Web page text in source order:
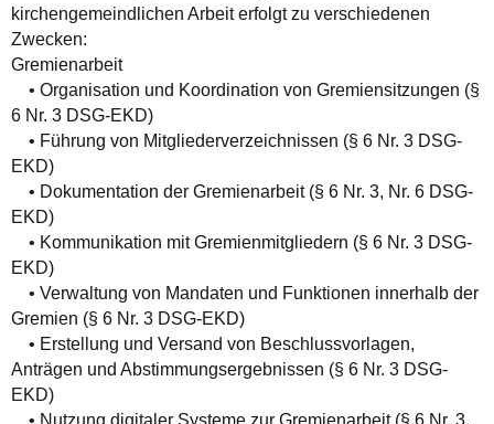
kirchengemeindlichen Arbeit erfolgt zu verschiedenen
Zwecken:
Gremienarbeit
• Organisation und Koordination von Gremiensitzungen (§
6 Nr. 3 DSG-EKD)
• Führung von Mitgliederverzeichnissen (§ 6 Nr. 3 DSG-
EKD)
• Dokumentation der Gremienarbeit (§ 6 Nr. 3, Nr. 6 DSG-
EKD)
• Kommunikation mit Gremienmitgliedern (§ 6 Nr. 3 DSG-
EKD)
• Verwaltung von Mandaten und Funktionen innerhalb der
Gremien (§ 6 Nr. 3 DSG-EKD)
• Erstellung und Versand von Beschlussvorlagen,
Anträgen und Abstimmungsergebnissen (§ 6 Nr. 3 DSG-
EKD)
• Nutzung digitaler Systeme zur Gremienarbeit (§ 6 Nr. 3,